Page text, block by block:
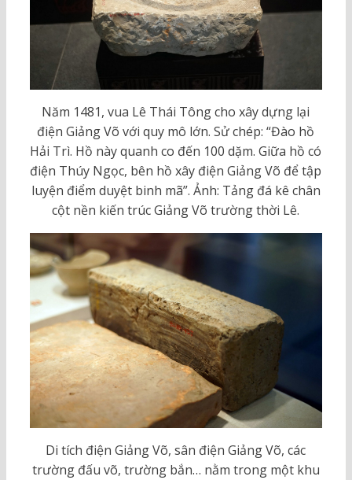
Năm 1481, vua Lê Thái Tông cho xây dựng lại
điện Giảng Võ với quy mô lớn. Sử chép: “Đào hồ
Hải Trì. Hồ này quanh co đến 100 dặm. Giữa hồ có
điện Thúy Ngọc, bên hồ xây điện Giảng Võ để tập
luyện điểm duyệt binh mã”. Ảnh: Tảng đá kê chân
cột nền kiến trúc Giảng Võ trường thời Lê.
Di tích điện Giảng Võ, sân điện Giảng Võ, các
trường đấu võ, trường bắn… nằm trong một khu